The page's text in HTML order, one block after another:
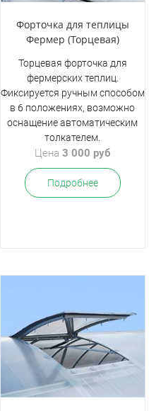
Форточка для теплицы
Фермер (Торцевая)
Торцевая форточка для
фермерских теплиц.
Фиксируется ручным способом
в 6 положениях, возможно
оснащение автоматическим
толкателем.
Цена 3 000 руб
Подробнее